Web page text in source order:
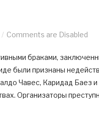
Comments are Disabled
браками,
были признаны
Чавес, Каридад Баез
Организаторы